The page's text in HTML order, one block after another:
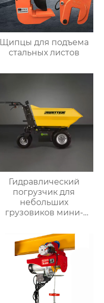
Щипцы для подъема
стальных листов
Гидравлический
погрузчик для
небольших
грузовиков мини-